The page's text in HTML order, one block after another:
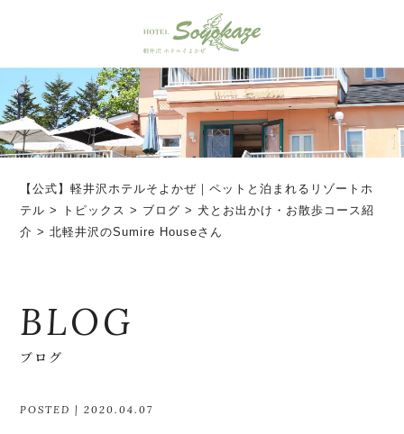
【公式】軽井沢ホテルそよかぜ｜ペットと泊まれるリゾートホ
テル > トピックス > ブログ >犬とお出かけ・お散歩コース紹
介 >北軽井沢のSumire Houseさん
BLOG
ブログ
POSTED | 2020.04.07